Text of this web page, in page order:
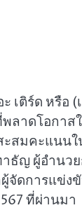
เติร์ด หรื
ลาดโอกา
สมคะแนน
ธัญ ผู้อำนว
จัดการแข่ง
ที่ผ่านมา